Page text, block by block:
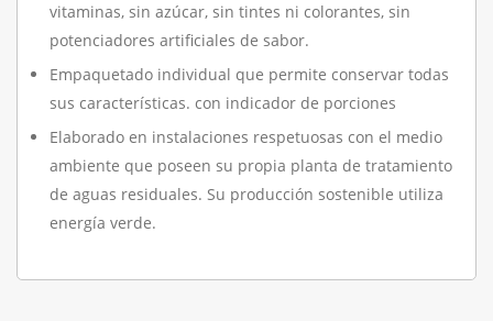
vitaminas, sin azúcar, sin tintes ni colorantes, sin
potenciadores artificiales de sabor.
Empaquetado individual que permite conservar todas
sus características. con indicador de porciones
Elaborado en instalaciones respetuosas con el medio
ambiente que poseen su propia planta de tratamiento
de aguas residuales. Su producción sostenible utiliza
energía verde.